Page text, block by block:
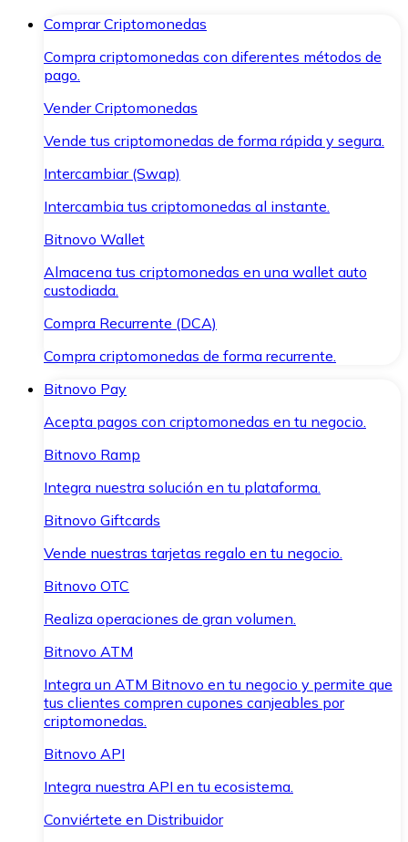
Comprar Criptomonedas
Compra criptomonedas con diferentes métodos de
pago.
Vender Criptomonedas
Vende tus criptomonedas de forma rápida y segura.
Intercambiar (Swap)
Intercambia tus criptomonedas al instante.
Bitnovo Wallet
Almacena tus criptomonedas en una wallet auto
custodiada.
Compra Recurrente (DCA)
Compra criptomonedas de forma recurrente.
Bitnovo Pay
Acepta pagos con criptomonedas en tu negocio.
Bitnovo Ramp
Integra nuestra solución en tu plataforma.
Bitnovo Giftcards
Vende nuestras tarjetas regalo en tu negocio.
Bitnovo OTC
Realiza operaciones de gran volumen.
Bitnovo ATM
Integra un ATM Bitnovo en tu negocio y permite que
tus clientes compren cupones canjeables por
criptomonedas.
Bitnovo API
Integra nuestra API en tu ecosistema.
Conviértete en Distribuidor